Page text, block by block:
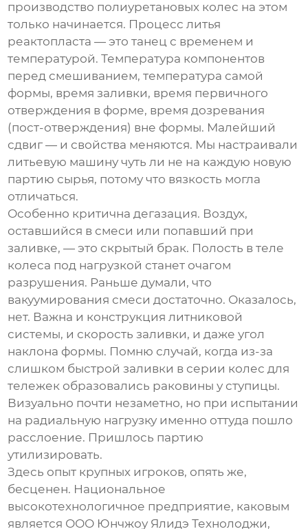
производство полиуретановых колес на этом
только начинается. Процесс литья
реактопласта — это танец с временем и
температурой. Температура компонентов
перед смешиванием, температура самой
формы, время заливки, время первичного
отверждения в форме, время дозревания
(пост-отверждения) вне формы. Малейший
сдвиг — и свойства меняются. Мы настраивали
литьевую машину чуть ли не на каждую новую
партию сырья, потому что вязкость могла
отличаться.
Особенно критична дегазация. Воздух,
оставшийся в смеси или попавший при
заливке, — это скрытый брак. Полость в теле
колеса под нагрузкой станет очагом
разрушения. Раньше думали, что
вакуумирования смеси достаточно. Оказалось,
нет. Важна и конструкция литниковой
системы, и скорость заливки, и даже угол
наклона формы. Помню случай, когда из-за
слишком быстрой заливки в серии колес для
тележек образовались раковины у ступицы.
Визуально почти незаметно, но при испытании
на радиальную нагрузку именно оттуда пошло
расслоение. Пришлось партию
утилизировать.
Здесь опыт крупных игроков, опять же,
бесценен. Национальное
высокотехнологичное предприятие, каковым
является ООО Юнчжоу Ялидэ Технолоджи,